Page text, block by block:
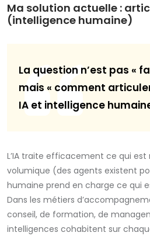
Ma solution actuelle :
(intelligence humaine)
La question n’est pas «
mais « comment
IA et intelligence
L’IA traite efficacement ce qui
volumique (des agents existent
humaine prend en charge ce qui
Dans les métiers
conseil, de formation, de
intelligences cohabitent sur